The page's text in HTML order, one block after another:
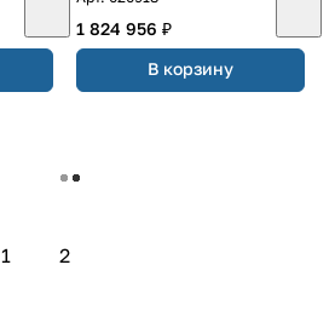
1 824 956 ₽
В корзину
Загрузить еще
1 2